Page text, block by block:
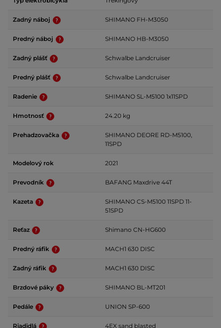
Zadný náboj SHIMANO FH-M3050
Predný náboj SHIMANO HB-M3050
Zadný plášť Schwalbe Landcruiser
Predný plášť Schwalbe Landcruiser
Radenie SHIMANO SL-M5100 1x11SPD
Hmotnosť 24.20 kg
Prehadzovačka
SHIMANO DEORE RD-M5100,
11SPD
Modelový rok 2021
Prevodník BAFANG Maxdrive 44T
Kazeta
SHIMANO CS-M5100 11SPD 11-
51SPD
Reťaz Shimano CN-HG600
Predný ráfik MACH1 630 DISC
Zadný ráfik MACH1 630 DISC
Brzdové páky SHIMANO BL-MT201
Pedále UNION SP-600
Riadidlá 4EX sand blasted